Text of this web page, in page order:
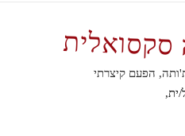
סקסואלית
הפעם קיצרתי
ית,